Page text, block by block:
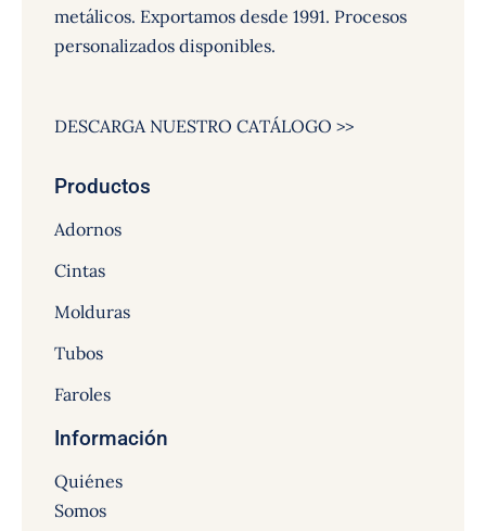
metálicos. Exportamos desde 1991. Procesos
personalizados disponibles.
DESCARGA NUESTRO CATÁLOGO >>
Productos
Adornos
Cintas
Molduras
Tubos
Faroles
Información
Quiénes
Somos